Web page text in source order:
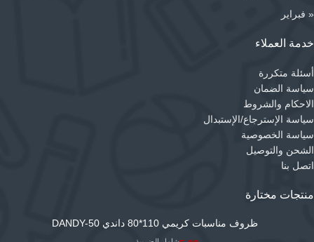
« فبراير
خدمة العملاء
أسئلة متكررة
سياسة الضمان
الاحكام والشروط
سياسة الإسترجاع/الإستبدال
سياسة الخصوصية
الشحن والتوصيل
اتصل بنا
منتجات مختارة
ظروف مناسبات كريمي 110*80 داندي DANDY-50